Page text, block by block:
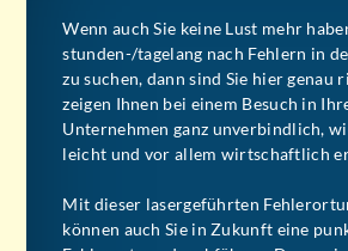
stunden-/tagelang nach Fehlern in
zu suchen, dann sind Sie hier genau
zeigen Ihnen bei einem Besuch in
Unternehmen ganz unverbindlich,
leicht und vor allem wirtschaftlich
können auch Sie in Zukunft eine
Fehlerortung durchführen. Denn wie